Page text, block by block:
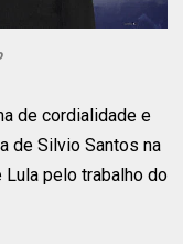
de cordialidade e
de Silvio Santos na
pelo trabalho do